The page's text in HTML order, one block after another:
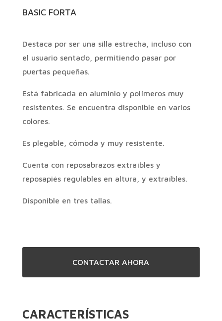
BASIC FORTA
Destaca por ser una silla estrecha, incluso con
el usuario sentado, permitiendo pasar por
puertas pequeñas.
Está fabricada en aluminio y polímeros muy
resistentes. Se encuentra disponible en varios
colores.
Es plegable, cómoda y muy resistente.
Cuenta con reposabrazos extraíbles y
reposapiés regulables en altura, y extraíbles.
Disponible en tres tallas.
CONTACTAR AHORA
CARACTERÍSTICAS